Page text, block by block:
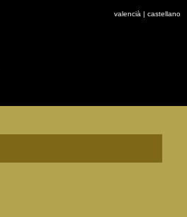
valencià | castellano